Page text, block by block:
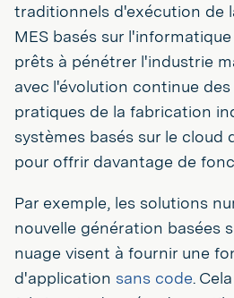
traditionnels d'exécution de
MES basés sur
prêts à pénétrer l'industrie
avec l'évolution continue
pratiques de la fabrication
systèmes basés sur le cloud
pour offrir davantage de
Par exemple, les solutions
nouvelle génération basées
nuage visent à fournir une
d'application sans code.